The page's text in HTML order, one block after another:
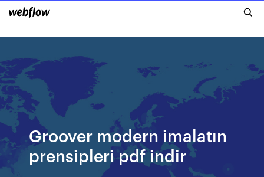
Groover modern imalatın
prensipleri pdf indir